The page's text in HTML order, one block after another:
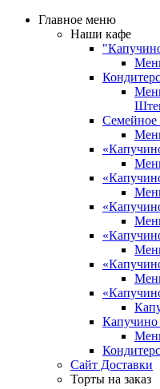
Главное меню
Наши кафе
Семейное
Сайт Доставки
Торты на заказ